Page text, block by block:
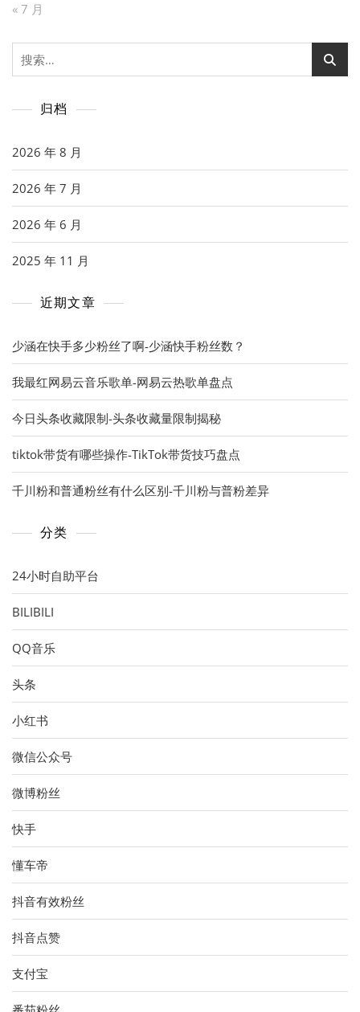
« 7 月
搜
索：
归档
2026 年 8 月
2026 年 7 月
2026 年 6 月
2025 年 11 月
近期文章
少涵在快手多少粉丝了啊-少涵快手粉丝数？
我最红网易云音乐歌单-网易云热歌单盘点
今日头条收藏限制-头条收藏量限制揭秘
tiktok带货有哪些操作-TikTok带货技巧盘点
千川粉和普通粉丝有什么区别-千川粉与普粉差异
分类
24小时自助平台
BILIBILI
QQ音乐
头条
小红书
微信公众号
微博粉丝
快手
懂车帝
抖音有效粉丝
抖音点赞
支付宝